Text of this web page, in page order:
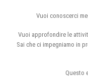
Vuoi conoscerci
Vuoi approfondire le
Sai che ci impegniamo in
Questo